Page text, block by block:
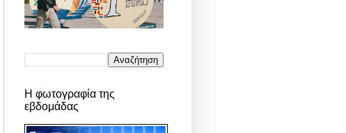
Η φωτογραφία της
εβδομάδας